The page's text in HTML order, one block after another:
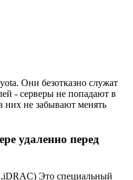
Они безотказно служат
- серверы не попадают в
них не забывают менять
удаленно перед
Это специальный